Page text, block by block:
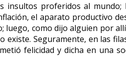
insultos proferidos al
el aparato productivo
como dijo alguien por
Seguramente, en las
felicidad y dicha en una